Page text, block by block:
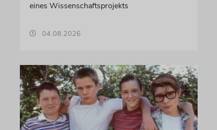
eines Wissenschaftsprojekts
04.08.2026